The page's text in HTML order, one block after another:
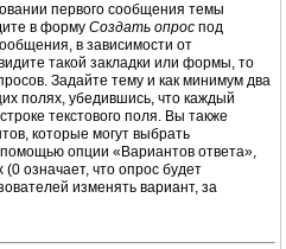
первого сообщения темы
в форму Создать опрос под
в зависимости от
такой закладки или формы, то
Задайте тему и как минимум два
полях, убедившись, что каждый
текстового поля. Вы также
которые могут выбрать
опции «Вариантов ответа»,
означает, что опрос будет
изменять вариант, за